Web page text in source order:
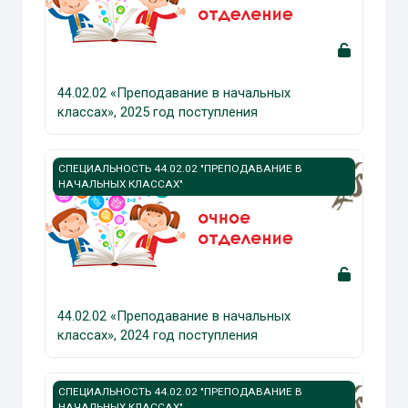
44.02.02 «Преподавание в начальных
классах», 2025 год поступления
Изображение курса 44.02.02 «Преподавание в
СПЕЦИАЛЬНОСТЬ 44.02.02 "ПРЕПОДАВАНИЕ В
НАЧАЛЬНЫХ КЛАССАХ"
44.02.02 «Преподавание в начальных
классах», 2024 год поступления
Изображение курса 44.02.02 «Преподавание в
СПЕЦИАЛЬНОСТЬ 44.02.02 "ПРЕПОДАВАНИЕ В